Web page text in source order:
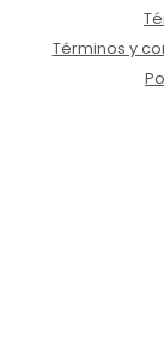
Términos y